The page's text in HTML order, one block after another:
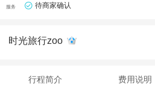
服务 待商家确认
时光旅行zoo
行程简介 费用说明